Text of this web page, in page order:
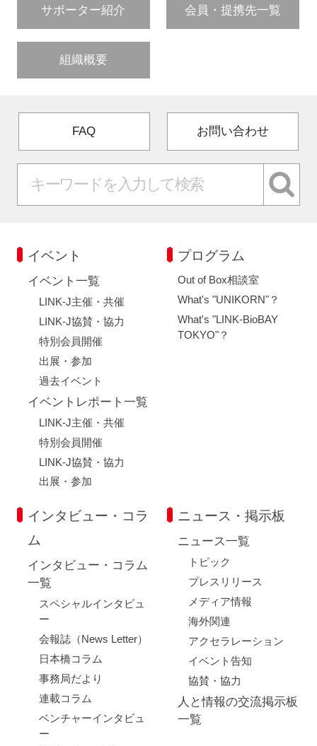
サポーター紹介 会員・提携先一覧
組織概要
FAQ お問い合わせ
イベント
イベント一覧
LINK-J主催・共催
LINK-J協賛・協力
特別会員開催
出展・参加
過去イベント
イベントレポート一覧
LINK-J主催・共催
特別会員開催
LINK-J協賛・協力
出展・参加
プログラム
Out of Box相談室
What's "UNIKORN"？
What's "LINK-BioBAY
TOKYO"？
インタビュー・コラ
ム
インタビュー・コラム
一覧
スペシャルインタビュ
ー
会報誌（News Letter）
日本橋コラム
事務局だより
連載コラム
ベンチャーインタビュ
ー
ニュース・掲示板
ニュース一覧
トピック
プレスリリース
メディア情報
海外関連
アクセラレーション
イベント告知
協賛・協力
人と情報の交流掲示板
一覧